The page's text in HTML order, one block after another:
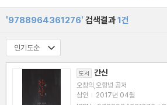
'9788964361276' 검색결과1건
도서 간신
오창익,오항녕 공저
삼인 | 2017년 04월